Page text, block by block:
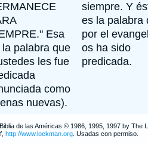
Esa
la palabra que
les fue
como
nuevas).
siempre. Y
es la palabra
por el
os ha sido
predicada.
de las Américas © 1986, 1995, 1997 by The
http://www.lockman.org. Usadas con permiso.